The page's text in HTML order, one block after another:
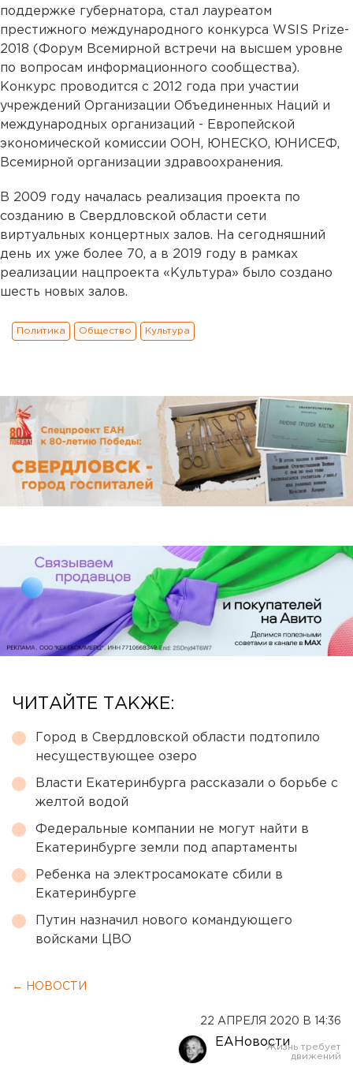
поддержке губернатора, стал лауреатом
престижного международного конкурса WSIS Prize-
2018 (Форум Всемирной встречи на высшем уровне
по вопросам информационного сообщества).
Конкурс проводится с 2012 года при участии
учреждений Организации Объединенных Наций и
международных организаций - Европейской
экономической комиссии ООН, ЮНЕСКО, ЮНИСЕФ,
Всемирной организации здравоохранения.
В 2009 году началась реализация проекта по
созданию в Свердловской области сети
виртуальных концертных залов. На сегодняшний
день их уже более 70, а в 2019 году в рамках
реализации нацпроекта «Культура» было создано
шесть новых залов.
Политика Общество Культура
ЧИТАЙТЕ ТАКЖЕ:
Город в Свердловской области подтопило
несуществующее озеро
Власти Екатеринбурга рассказали о борьбе с
желтой водой
Федеральные компании не могут найти в
Екатеринбурге земли под апартаменты
Ребенка на электросамокате сбили в
Екатеринбурге
Путин назначил нового командующего
войсками ЦВО
← НОВОСТИ
22 АПРЕЛЯ 2020 В 14:36
ЕАНовости